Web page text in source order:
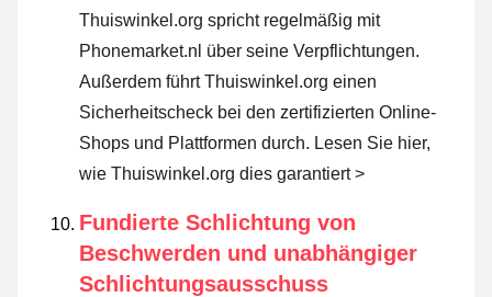
Thuiswinkel.org spricht regelmäßig mit
Phonemarket.nl über seine Verpflichtungen.
Außerdem führt Thuiswinkel.org einen
Sicherheitscheck bei den zertifizierten Online-
Shops und Plattformen durch. Lesen Sie hier,
wie Thuiswinkel.org dies garantiert >
Fundierte Schlichtung von
Beschwerden und unabhängiger
Schlichtungsausschuss